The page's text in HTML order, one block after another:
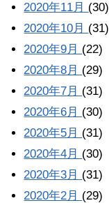
2020年11月 (30)
2020年10月 (31)
2020年9月 (22)
2020年8月 (29)
2020年7月 (31)
2020年6月 (30)
2020年5月 (31)
2020年4月 (30)
2020年3月 (31)
2020年2月 (29)